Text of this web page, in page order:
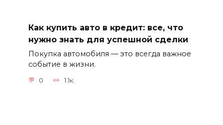
Как купить авто в кредит: все, что
нужно знать для успешной сделки
Покупка автомобиля — это всегда важное
событие в жизни.
0 1.1к.